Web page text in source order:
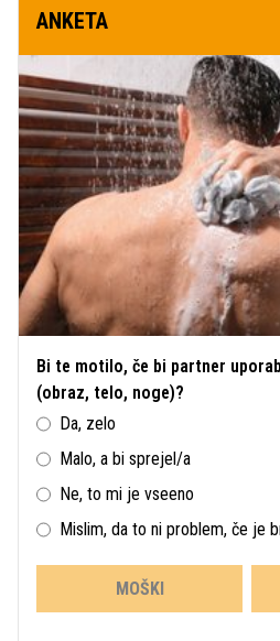
ANKETA
Bi te motilo, če bi partner
(obraz, telo, noge)?
Da, zelo
Malo, a bi sprejel/a
Ne, to mi je vseeno
Mislim, da to ni problem, če je
MOŠKI